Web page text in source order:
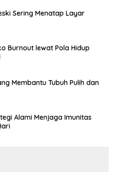
Sering Menatap Layar
Burnout lewat Pola Hidup
Membantu Tubuh Pulih dan
Alami Menjaga Imunitas